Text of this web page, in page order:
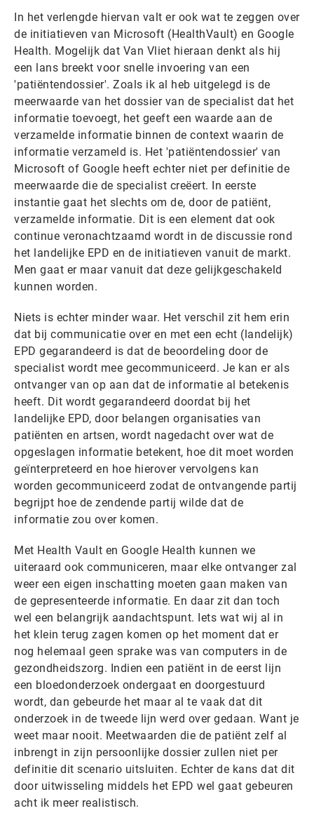
In het verlengde hiervan valt er ook wat te zeggen over
de initiatieven van Microsoft (HealthVault) en Google
Health. Mogelijk dat Van Vliet hieraan denkt als hij
een lans breekt voor snelle invoering van een
'patiëntendossier'. Zoals ik al heb uitgelegd is de
meerwaarde van het dossier van de specialist dat het
informatie toevoegt, het geeft een waarde aan de
verzamelde informatie binnen de context waarin de
informatie verzameld is. Het 'patiëntendossier' van
Microsoft of Google heeft echter niet per definitie de
meerwaarde die de specialist creëert. In eerste
instantie gaat het slechts om de, door de patiënt,
verzamelde informatie. Dit is een element dat ook
continue veronachtzaamd wordt in de discussie rond
het landelijke EPD en de initiatieven vanuit de markt.
Men gaat er maar vanuit dat deze gelijkgeschakeld
kunnen worden.
Niets is echter minder waar. Het verschil zit hem erin
dat bij communicatie over en met een echt (landelijk)
EPD gegarandeerd is dat de beoordeling door de
specialist wordt mee gecommuniceerd. Je kan er als
ontvanger van op aan dat de informatie al betekenis
heeft. Dit wordt gegarandeerd doordat bij het
landelijke EPD, door belangen organisaties van
patiënten en artsen, wordt nagedacht over wat de
opgeslagen informatie betekent, hoe dit moet worden
geïnterpreteerd en hoe hierover vervolgens kan
worden gecommuniceerd zodat de ontvangende partij
begrijpt hoe de zendende partij wilde dat de
informatie zou over komen.
Met Health Vault en Google Health kunnen we
uiteraard ook communiceren, maar elke ontvanger zal
weer een eigen inschatting moeten gaan maken van
de gepresenteerde informatie. En daar zit dan toch
wel een belangrijk aandachtspunt. Iets wat wij al in
het klein terug zagen komen op het moment dat er
nog helemaal geen sprake was van computers in de
gezondheidszorg. Indien een patiënt in de eerst lijn
een bloedonderzoek ondergaat en doorgestuurd
wordt, dan gebeurde het maar al te vaak dat dit
onderzoek in de tweede lijn werd over gedaan. Want je
weet maar nooit. Meetwaarden die de patiënt zelf al
inbrengt in zijn persoonlijke dossier zullen niet per
definitie dit scenario uitsluiten. Echter de kans dat dit
door uitwisseling middels het EPD wel gaat gebeuren
acht ik meer realistisch.